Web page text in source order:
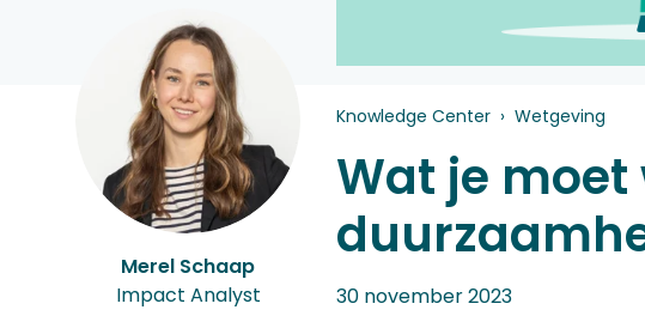
Knowledge Center Wetgeving
Wat je
30 november 2023
Merel Schaap
Impact Analyst